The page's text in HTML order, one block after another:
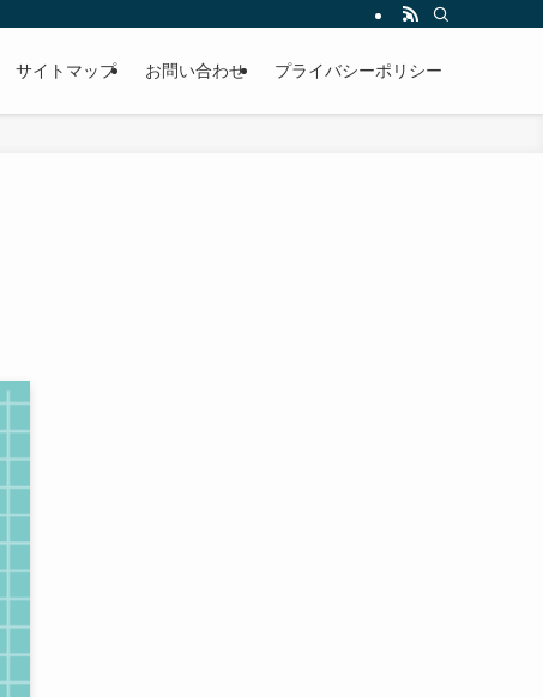
サイトマップ お問い合わせ プライバシーポリシー